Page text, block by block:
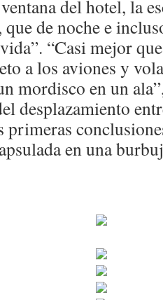
del hotel, la
de noche e
“Casi mejor
a los aviones y
mordisco en un
desplazamiento
primeras
en una